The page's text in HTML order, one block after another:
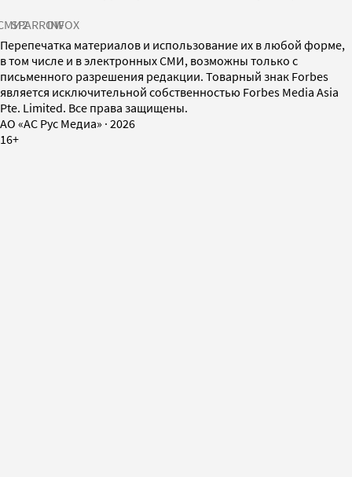
SPARROWINFOX
Перепечатка материалов и использование их в любой форме,
в том числе и в электронных СМИ, возможны только с
письменного разрешения редакции. Товарный знак Forbes
является исключительной собственностью Forbes Media Asia
Pte. Limited. Все права защищены.
AO «АС Рус Медиа» · 2026
16+